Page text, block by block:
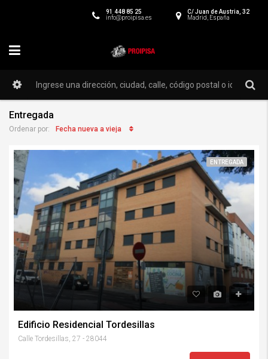
C/ Juan de Austria, 32
Madrid, España
91 448 85 25
info@proipisa.es
Entregada
Ordenar por: Fecha nueva a vieja
ENTREGADA
Edificio Residencial Tordesillas
Calle Tordesillas, 27 - 28044